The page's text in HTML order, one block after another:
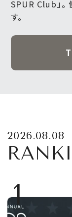
SPUR Club」。
す。
2026.08.08
1